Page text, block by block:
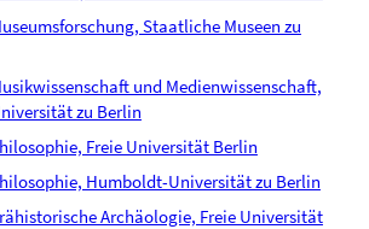
Staatliche Museen zu
und Medienwissenschaft,
zu Berlin
Freie Universität Berlin
Humboldt-Universität zu Berlin
Archäologie, Freie Universität